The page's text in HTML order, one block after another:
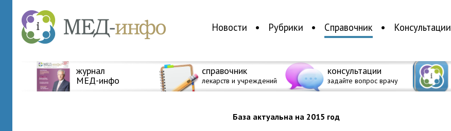
Новости Рубрики Справочник Консультации
журнал
МЕД-инфо
справочник
лекарств и учреждений
консультации
задайте вопрос врачу
База актуальна на 2015 год